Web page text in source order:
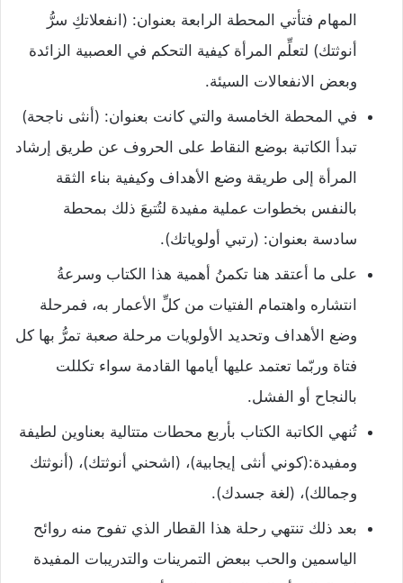
المهام فتأتي المحطة الرابعة بعنوان: (انفعلاتكِ سرُّ
أنوثتك) لتعلِّم المرأة كيفية التحكم في العصبية الزائدة
وبعض الانفعالات السيئة.
في المحطة الخامسة والتي كانت بعنوان: (أنثى ناجحة)
تبدأ الكاتبة بوضع النقاط على الحروف عن طريق إرشاد
المرأة إلى طريقة وضع الأهداف وكيفية بناء الثقة
بالنفس بخطوات عملية مفيدة لتُتبعَ ذلك بمحطة
سادسة بعنوان: (رتبي أولوياتك).
على ما أعتقد هنا تكمنُ أهمية هذا الكتاب وسرعةُ
انتشاره واهتمام الفتيات من كلِّ الأعمار به، فمرحلة
وضع الأهداف وتحديد الأولويات مرحلة صعبة تمرُّ بها كل
فتاة وربّما تعتمد عليها أيامها القادمة سواء تكللت
بالنجاح أو الفشل.
تُنهي الكاتبة الكتاب بأربع محطات متتالية بعناوين لطيفة
ومفيدة:(كوني أنثى إيجابية)، (اشحني أنوثتك)، (أنوثتك
وجمالك)، (لغة جسدك).
بعد ذلك تنتهي رحلة هذا القطار الذي تفوح منه روائح
الياسمين والحب ببعض التمرينات والتدريبات المفيدة